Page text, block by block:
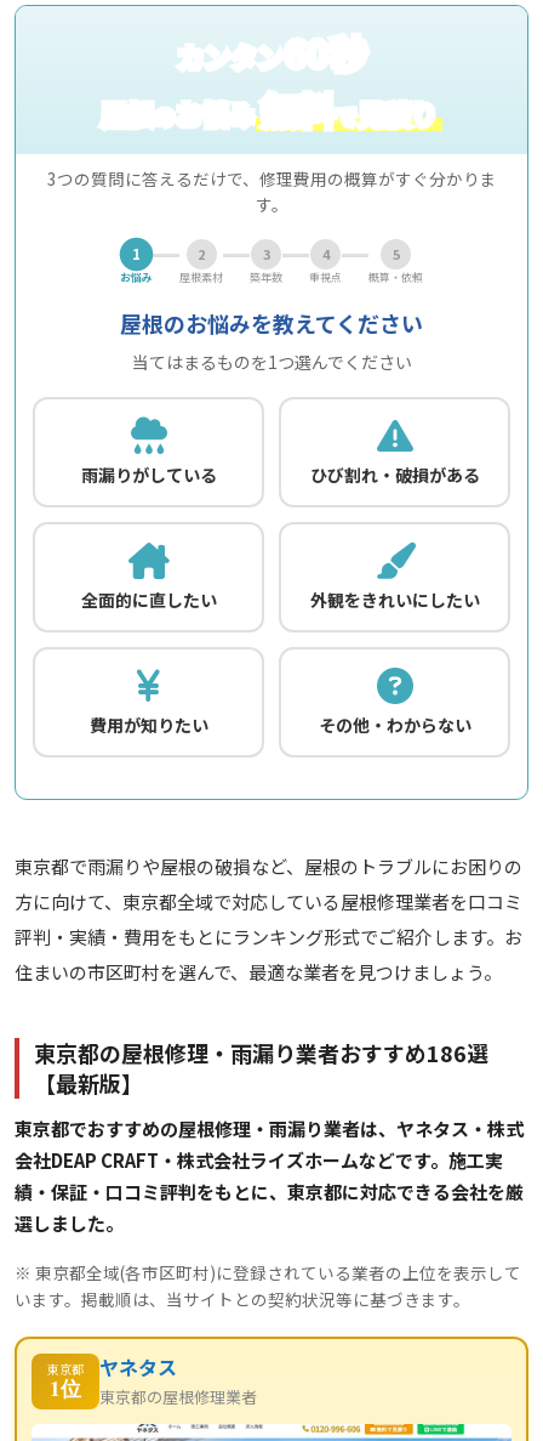
カンタン60秒
屋根のお悩み無料で見積り
3つの質問に答えるだけで、修理費用の概算がすぐ分かりま
す。
1
お悩み
2
屋根素材
3
築年数
4
重視点
5
概算・依頼
屋根のお悩みを教えてください
当てはまるものを1つ選んでください
雨漏りがしている ひび割れ・破損がある
全面的に直したい 外観をきれいにしたい
費用が知りたい その他・わからない
東京都で雨漏りや屋根の破損など、屋根のトラブルにお困りの
方に向けて、東京都全域で対応している屋根修理業者を口コミ
評判・実績・費用をもとにランキング形式でご紹介します。お
住まいの市区町村を選んで、最適な業者を見つけましょう。
東京都の屋根修理・雨漏り業者おすすめ186選
【最新版】
東京都でおすすめの屋根修理・雨漏り業者は、ヤネタス・株式
会社DEAP CRAFT・株式会社ライズホームなどです。施工実
績・保証・口コミ評判をもとに、東京都に対応できる会社を厳
選しました。
※ 東京都全域(各市区町村)に登録されている業者の上位を表示して
います。掲載順は、当サイトとの契約状況等に基づきます。
東京都
1位
ヤネタス
東京都の屋根修理業者